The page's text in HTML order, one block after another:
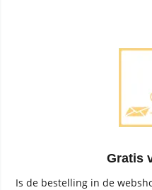
Gratis
Is de bestelling in de